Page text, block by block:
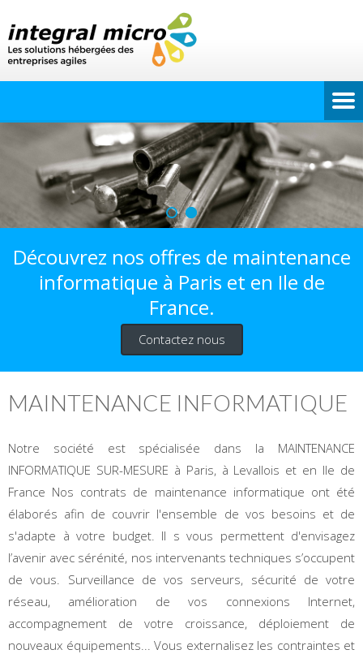
Découvrez nos offres de maintenance
informatique à Paris et en Ile de
France.
Contactez nous
MAINTENANCE INFORMATIQUE
Notre société est spécialisée dans la MAINTENANCE
INFORMATIQUE SUR-MESURE à Paris, à Levallois et en Ile de
France Nos contrats de maintenance informatique ont été
élaborés afin de couvrir l'ensemble de vos besoins et de
s'adapte à votre budget. Il s vous permettent d'envisagez
l’avenir avec sérénité, nos intervenants techniques s’occupent
de vous. Surveillance de vos serveurs, sécurité de votre
réseau, amélioration de vos connexions Internet,
accompagnement de votre croissance, déploiement de
nouveaux équipements... Vous externalisez les contraintes et